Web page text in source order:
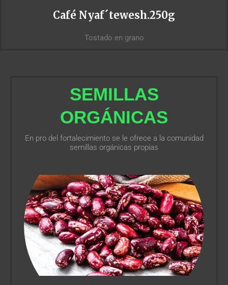
Café Nyaf´tewesh.250g
Tostado en grano
SEMILLAS
ORGÁNICAS
En pro del fortalecimiento se le ofrece a la comunidad
semillas orgánicas propias